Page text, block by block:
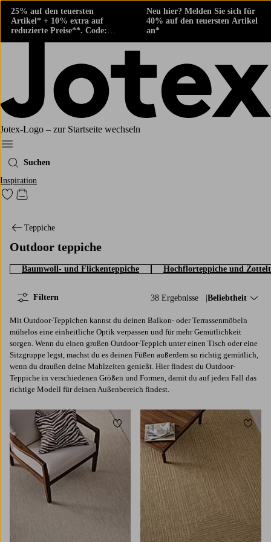
25% auf den teuersten
Artikel* + 10% extra auf
reduzierte Preise**. Code:
424882
Neu hier? Melden Sie sich für
40% auf den teuersten Artikel
an*
Jotex-Logo – zur Startseite wechseln
Ellos‘ Menü
Suchen
Inspiration
Zu den als Favoriten markierten Produkten gehen
Zum Warenkorb
Teppiche
Outdoor teppiche
Baumwoll- und Flickenteppiche Hochflorteppiche und
38 Ergebnisse Sortieren nach:
Beliebtheit
Filtern
Mit Outdoor-Teppichen kannst du deinen Balkon- oder Terrassenmöbeln
mühelos eine einheitliche Optik verpassen und für mehr Gemütlichkeit
sorgen. Wenn du einen großen Outdoor-Teppich unter einen Tisch oder eine
Sitzgruppe legst, machst du es deinen Füßen außerdem so richtig gemütlich,
wenn du draußen deine Mahlzeiten genießt. Hier findest du Outdoor-
Teppiche in verschiedenen Größen und Formen, damit du auf jeden Fall das
richtige Modell für deinen Außenbereich findest.
Zu Favoriten hinzufügen
80X150160X230200X300
Zu
80X150160X230 200X290